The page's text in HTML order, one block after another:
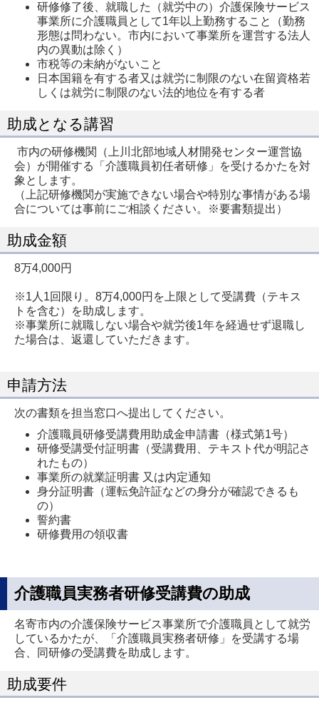
研修修了後、就職した（就労中の）介護保険サービス
事業所に介護職員として1年以上勤務すること（勤務
形態は問わない。市内において事業所を運営する法人
内の異動は除く）
市税等の未納がないこと
日本国籍を有する者又は就労に制限のない在留資格若
しくは就労に制限のない法的地位を有する者
助成となる講習
市内の研修機関（上川北部地域人材開発センター運営協
会）が開催する「介護職員初任者研修」を受けるかたを対
象とします。
（上記研修機関が実施できない場合や特別な事情がある場
合については事前にご相談ください。※要書類提出）
助成金額
8万4,000円
※1人1回限り。8万4,000円を上限として受講費（テキス
トを含む）を助成します。
※事業所に就職しない場合や就労後1年を経過せず退職し
た場合は、返還していただきます。
申請方法
次の書類を担当窓口へ提出してください。
介護職員研修受講費用助成金申請書（様式第1号）
研修受講受付証明書（受講費用、テキスト代が明記さ
れたもの）
事業所の就業証明書 又は内定通知
身分証明書（運転免許証などの身分が確認できるも
の）
誓約書
研修費用の領収書
介護職員実務者研修受講費の助成
名寄市内の介護保険サービス事業所で介護職員として就労
しているかたが、「介護職員実務者研修」を受講する場
合、同研修の受講費を助成します。
助成要件